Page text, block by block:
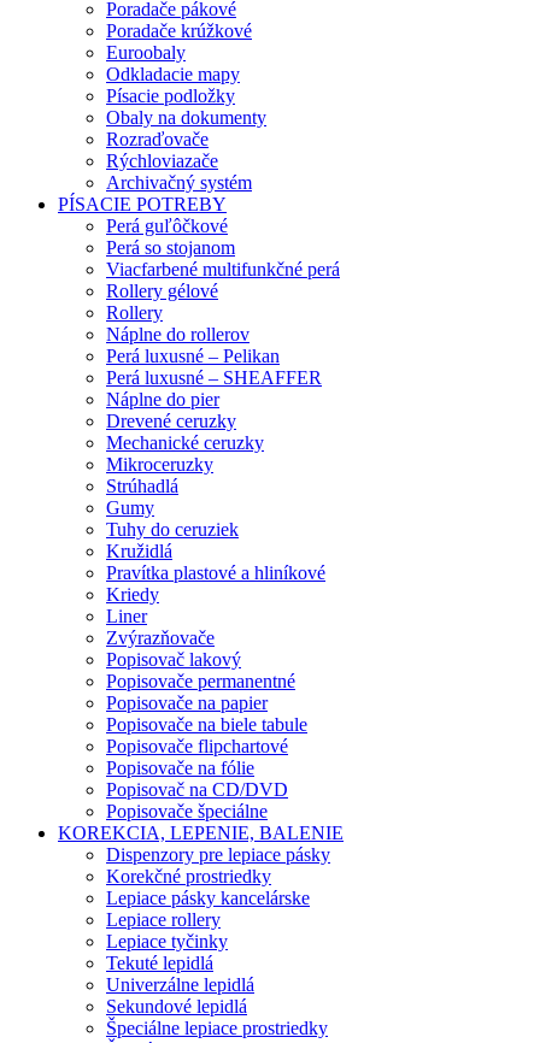
Poradače pákové
Poradače krúžkové
Euroobaly
Odkladacie mapy
Písacie podložky
Obaly na dokumenty
Rozraďovače
Rýchloviazače
Archivačný systém
PÍSACIE POTREBY
Perá guľôčkové
Perá so stojanom
Viacfarbené multifunkčné perá
Rollery gélové
Rollery
Náplne do rollerov
Perá luxusné – Pelikan
Perá luxusné – SHEAFFER
Náplne do pier
Drevené ceruzky
Mechanické ceruzky
Mikroceruzky
Strúhadlá
Gumy
Tuhy do ceruziek
Kružidlá
Pravítka plastové a hliníkové
Kriedy
Liner
Zvýrazňovače
Popisovač lakový
Popisovače permanentné
Popisovače na papier
Popisovače na biele tabule
Popisovače flipchartové
Popisovače na fólie
Popisovač na CD/DVD
Popisovače špeciálne
KOREKCIA, LEPENIE, BALENIE
Dispenzory pre lepiace pásky
Korekčné prostriedky
Lepiace pásky kancelárske
Lepiace rollery
Lepiace tyčinky
Tekuté lepidlá
Univerzálne lepidlá
Sekundové lepidlá
Špeciálne lepiace prostriedky